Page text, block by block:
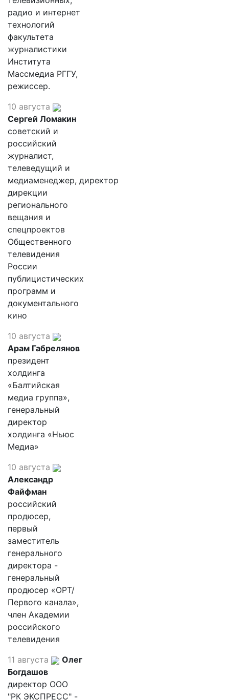
радио и интернет
технологий
факультета
журналистики
Института
Массмедиа РГГУ,
режиссер.
10 августа
Сергей Ломакин
советский и
российский
журналист,
телеведущий и
медиаменеджер, директор
дирекции
регионального
вещания и
спецпроектов
Общественного
телевидения
России
публицистических
программ и
документального
кино
10 августа
Арам Габрелянов
президент
холдинга
«Балтийская
медиа группа»,
генеральный
директор
холдинга «Ньюс
Медиа»
10 августа
Александр
Файфман
российский
продюсер,
первый
заместитель
генерального
директора -
генеральный
продюсер «ОРТ/
Первого канала»,
член Академии
российского
телевидения
11 августа
Олег
Богдашов
директор ООО
"РК ЭКСПРЕСС" -